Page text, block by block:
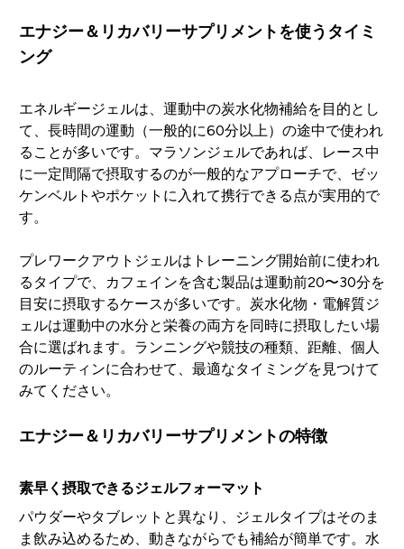
エナジー＆リカバリーサプリメントを使うタイミ
ング
エネルギージェルは、運動中の炭水化物補給を目的とし
て、長時間の運動（一般的に60分以上）の途中で使われ
ることが多いです。マラソンジェルであれば、レース中
に一定間隔で摂取するのが一般的なアプローチで、ゼッ
ケンベルトやポケットに入れて携行できる点が実用的で
す。
プレワークアウトジェルはトレーニング開始前に使われ
るタイプで、カフェインを含む製品は運動前20〜30分を
目安に摂取するケースが多いです。炭水化物・電解質ジ
ェルは運動中の水分と栄養の両方を同時に摂取したい場
合に選ばれます。ランニングや競技の種類、距離、個人
のルーティンに合わせて、最適なタイミングを見つけて
みてください。
エナジー＆リカバリーサプリメントの特徴
素早く摂取できるジェルフォーマット
パウダーやタブレットと異なり、ジェルタイプはそのま
ま飲み込めるため、動きながらでも補給が簡単です。水